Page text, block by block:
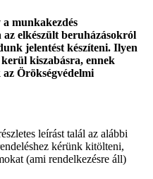
a munkakezdés
az elkészült beruházásokról
jelentést készíteni. Ilyen
kiszabásra, ennek
Örökségvédelmi
leírást talál az alábbi
kérünk kitölteni,
(ami rendelkezésre áll)